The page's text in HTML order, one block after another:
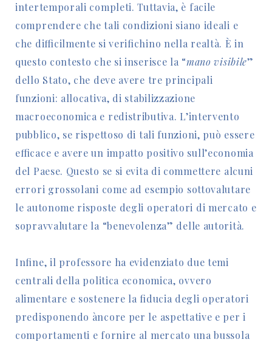
intertemporali completi. Tuttavia, è facile
comprendere che tali condizioni siano ideali e
che difficilmente si verifichino nella realtà. È in
questo contesto che si inserisce la “mano visibile”
dello Stato, che deve avere tre principali
funzioni: allocativa, di stabilizzazione
macroeconomica e redistributiva. L’intervento
pubblico, se rispettoso di tali funzioni, può essere
efficace e avere un impatto positivo sull’economia
del Paese. Questo se si evita di commettere alcuni
errori grossolani come ad esempio sottovalutare
le autonome risposte degli operatori di mercato e
sopravvalutare la “benevolenza” delle autorità.
Infine, il professore ha evidenziato due temi
centrali della politica economica, ovvero
alimentare e sostenere la fiducia degli operatori
predisponendo àncore per le aspettative e per i
comportamenti e fornire al mercato una bussola